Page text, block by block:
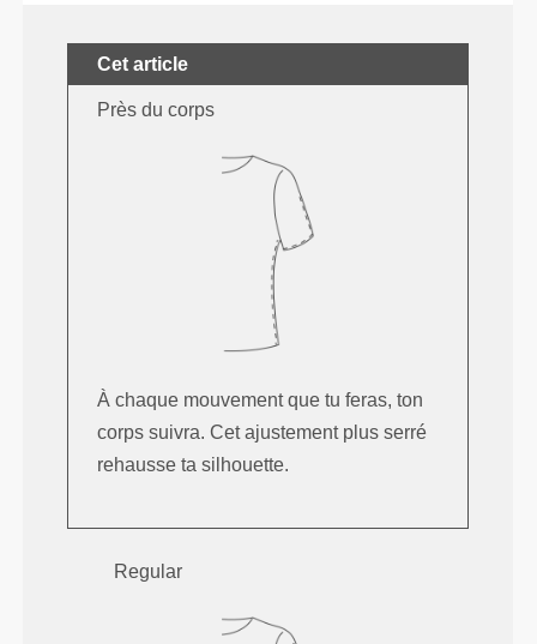
Cet article
Près du corps
À chaque mouvement que tu feras, ton
corps suivra. Cet ajustement plus serré
rehausse ta silhouette.
Regular